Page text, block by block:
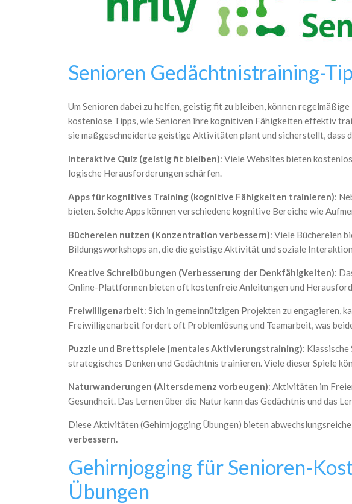
Senioren Gedächtnistraining-
Um Senioren dabei zu helfen, geistig fit zu bleiben, können regelmäßige
kostenlose Tipps, wie Senioren ihre kognitiven Fähigkeiten effektiv
sie maßgeschneiderte geistige Aktivitäten plant und sicherstellt, dass
Interaktive Quiz (geistig fit bleiben): Viele Websites bieten
logische Herausforderungen schärfen.
Apps für kognitives Training (kognitive Fähigkeiten trainieren):
bieten. Solche Apps können verschiedene kognitive Bereiche wie
Büchereien nutzen (Konzentration verbessern): Viele Büchereien
Bildungsworkshops an, die die geistige Aktivität und soziale
Kreative Schreibübungen (Verbesserung der Denkfähigkeiten):
Online-Plattformen bieten oft kostenfreie Anleitungen und
Freiwilligenarbeit: Sich in gemeinnützigen Projekten zu engagieren,
Freiwilligenarbeit fordert oft Problemlösung und Teamarbeit, was
Puzzle und Brettspiele (mentales Aktivierungstraining):
strategisches Denken und Gedächtnis trainieren. Viele dieser Spiele
Naturwanderungen (Altersdemenz vorbeugen): Aktivitäten im
Gesundheit. Das Lernen über die Natur kann das Gedächtnis und das
Diese Aktivitäten (Gehirnjogging Übungen) bieten
verbessern.
Gehirnjogging für Senioren-
Übungen